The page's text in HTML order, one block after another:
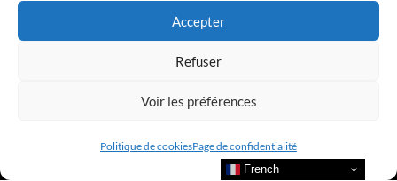
Accepter
Refuser
Voir les préférences
Politique de cookiesPage de confidentialité
Suivre nos actualités
Suivre l’actualité de nos marques et celle du CLUB !
French